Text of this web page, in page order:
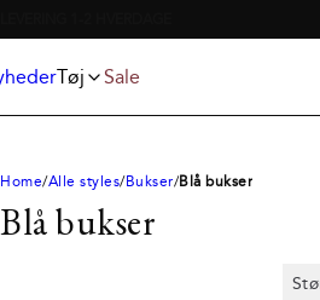
Tøj Sale
Jakker
Poloshirts
Undertøj
Home Alle styles Bukser Blå bukser
Blå bukser